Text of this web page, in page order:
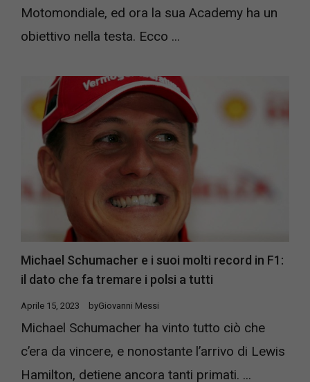
Motomondiale, ed ora la sua Academy ha un
obiettivo nella testa. Ecco ...
Michael Schumacher e i suoi molti record in F1:
il dato che fa tremare i polsi a tutti
Aprile 15, 2023 byGiovanni Messi
Michael Schumacher ha vinto tutto ciò che
c’era da vincere, e nonostante l’arrivo di Lewis
Hamilton, detiene ancora tanti primati. ...